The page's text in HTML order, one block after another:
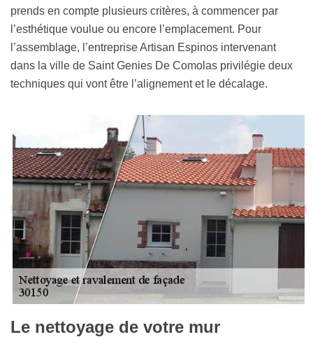
prends en compte plusieurs critères, à commencer par
l’esthétique voulue ou encore l’emplacement. Pour
l’assemblage, l’entreprise Artisan Espinos intervenant
dans la ville de Saint Genies De Comolas privilégie deux
techniques qui vont être l’alignement et le décalage.
Le nettoyage de votre mur